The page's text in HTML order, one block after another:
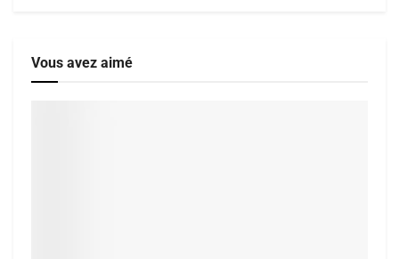
Vous avez aimé